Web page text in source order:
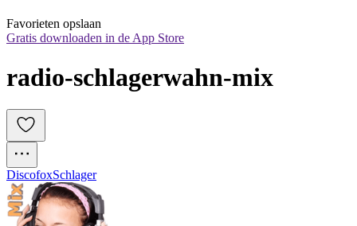
Favorieten opslaan
Gratis downloaden in de App Store
radio-schlagerwahn-mix
DiscofoxSchlager